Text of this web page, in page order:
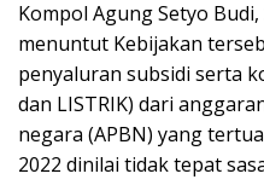
Kompol Agung Setyo
menuntut Kebijakan
penyaluran subsidi serta
dan LISTRIK) dari
negara (APBN) yang
2022 dinilai tidak tepat